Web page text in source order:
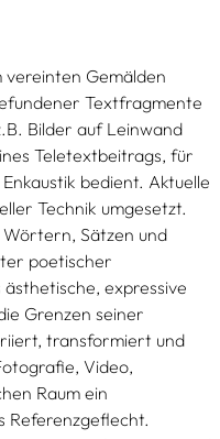
vereinten Gemälden
Textfragmente
Bilder auf Leinwand
Teletextbeitrags, für
bedient. Aktuelle
Technik umgesetzt.
Sätzen und
poetischer
expressive
Grenzen seiner
transformiert und
Video,
Raum ein
Referenzgeflecht.